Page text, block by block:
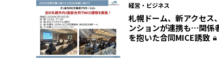
経営・ビジネス
札幌ドーム、新アクセス
ンションが連携も…関係
を抱いた合同MICE誘致